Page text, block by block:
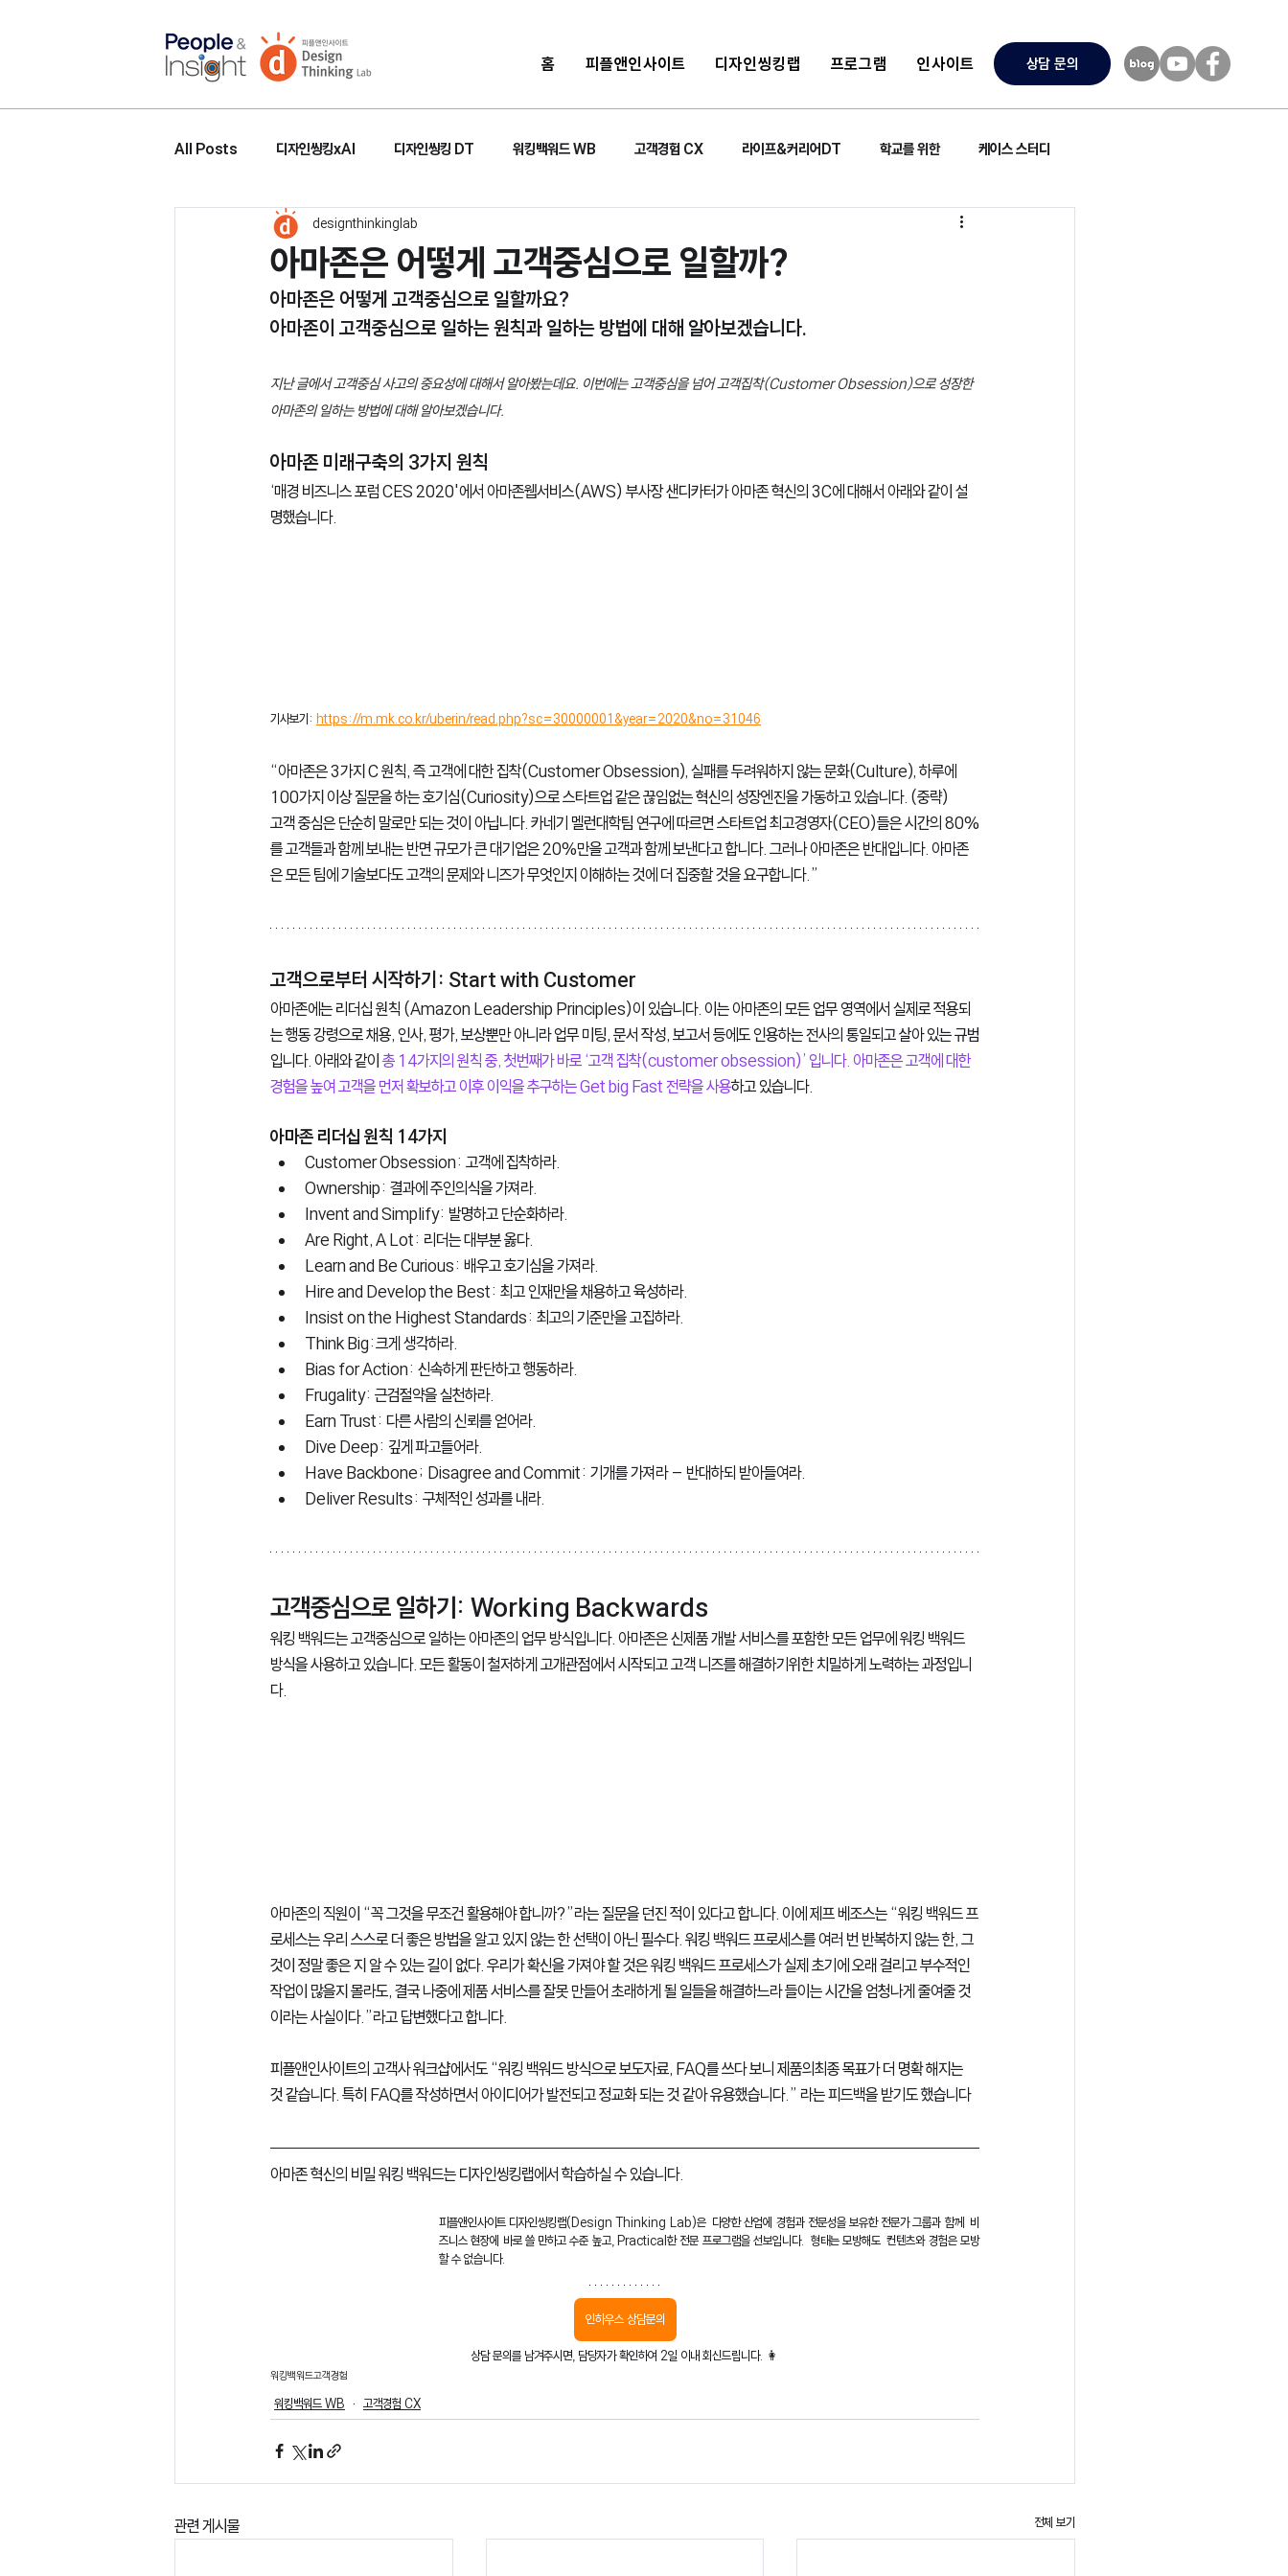
홈 피플앤인사이트 디자인씽킹랩 프로그램 인사이트 상담 문의
All Posts 디자인씽킹xAI 디자인씽킹 DT 워킹백워드 WB 고객경험 CX 라이프&커리어DT 학교를 위한 케이스 스터디
아마존은 어떻게 고객중심으로 일할까?
designthinkinglab
아마존은 어떻게 고객중심으로 일할까요?
아마존이 고객중심으로 일하는 원칙과 일하는 방법에 대해 알아보겠습니다.
지난 글에서 고객중심 사고의 중요성에 대해서 알아봤는데요. 이번에는 고객중심을 넘어 고객집착(Customer Obsession)으로 성장한
아마존의 일하는 방법에 대해 알아보겠습니다.
아마존 미래구축의 3가지 원칙
‘매경 비즈니스 포럼 CES 2020'에서 아마존웹서비스(AWS) 부사장 샌디카터가 아마존 혁신의 3C에 대해서 아래와 같이 설
명했습니다.
기사보기: https://m.mk.co.kr/uberin/read.php?sc=30000001&year=2020&no=31046
“아마존은 3가지 C 원칙, 즉 고객에 대한 집착(Customer Obsession), 실패를 두려워하지 않는 문화(Culture), 하루에
100가지 이상 질문을 하는 호기심(Curiosity)으로 스타트업 같은 끊임없는 혁신의 성장엔진을 가동하고 있습니다. (중략)
고객 중심은 단순히 말로만 되는 것이 아닙니다. 카네기 멜런대학팀 연구에 따르면 스타트업 최고경영자(CEO)들은 시간의 80%
를 고객들과 함께 보내는 반면 규모가 큰 대기업은 20%만을 고객과 함께 보낸다고 합니다. 그러나 아마존은 반대입니다. 아마존
은 모든 팀에 기술보다도 고객의 문제와 니즈가 무엇인지 이해하는 것에 더 집중할 것을 요구합니다.”
고객으로부터 시작하기: Start with Customer
아마존에는 리더십 원칙 (Amazon Leadership Principles)이 있습니다. 이는 아마존의 모든 업무 영역에서 실제로 적용되
는 행동 강령으로 채용, 인사, 평가, 보상뿐만 아니라 업무 미팅, 문서 작성, 보고서 등에도 인용하는 전사의 통일되고 살아 있는 규범
입니다. 아래와 같이 총 14가지의 원칙 중, 첫번째가 바로 ‘고객 집착(customer obsession)’ 입니다. 아마존은 고객에 대한
경험을 높여 고객을 먼저 확보하고 이후 이익을 추구하는 Get big Fast 전략을 사용하고 있습니다.
아마존 리더십 원칙 14가지
Customer Obsession: 고객에 집착하라.
Ownership: 결과에 주인의식을 가져라.
Invent and Simplify: 발명하고 단순화하라.
Are Right, A Lot: 리더는 대부분 옳다.
Learn and Be Curious: 배우고 호기심을 가져라.
Hire and Develop the Best: 최고 인재만을 채용하고 육성하라.
Insist on the Highest Standards: 최고의 기준만을 고집하라.
Think Big:크게 생각하라.
Bias for Action: 신속하게 판단하고 행동하라.
Frugality: 근검절약을 실천하라.
Earn Trust: 다른 사람의 신뢰를 얻어라.
Dive Deep: 깊게 파고들어라.
Have Backbone; Disagree and Commit: 기개를 가져라 – 반대하되 받아들여라.
Deliver Results: 구체적인 성과를 내라.
고객중심으로 일하기: Working Backwards
워킹 백워드는 고객중심으로 일하는 아마존의 업무 방식입니다. 아마존은 신제품 개발 서비스를 포함한 모든 업무에 워킹 백워드
방식을 사용하고 있습니다. 모든 활동이 철저하게 고개관점에서 시작되고 고객 니즈를 해결하기위한 치밀하게 노력하는 과정입니
다.
아마존의 직원이 “꼭 그것을 무조건 활용해야 합니까?”라는 질문을 던진 적이 있다고 합니다. 이에 제프 베조스는 “워킹 백워드 프
로세스는 우리 스스로 더 좋은 방법을 알고 있지 않는 한 선택이 아닌 필수다. 워킹 백워드 프로세스를 여러 번 반복하지 않는 한, 그
것이 정말 좋은 지 알 수 있는 길이 없다. 우리가 확신을 가져야 할 것은 워킹 백워드 프로세스가 실제 초기에 오래 걸리고 부수적인
작업이 많을지 몰라도, 결국 나중에 제품 서비스를 잘못 만들어 초래하게 될 일들을 해결하느라 들이는 시간을 엄청나게 줄여줄 것
이라는 사실이다.”라고 답변했다고 합니다.
피플앤인사이트의 고객사 워크샵에서도 “워킹 백워드 방식으로 보도자료, FAQ를 쓰다 보니 제품의최종 목표가 더 명확 해지는
것 같습니다. 특히 FAQ를 작성하면서 아이디어가 발전되고 정교화 되는 것 같아 유용했습니다.” 라는 피드백을 받기도 했습니다
아마존 혁신의 비밀 워킹 백워드는 디자인씽킹랩에서 학습하실 수 있습니다.
피플앤인사이트 디자인씽킹랩(Design Thinking Lab)은  다양한 산업에 경험과 전문성을 보유한 전문가 그룹과 함께  비
즈니스 현장에 바로 쓸 만하고 수준 높고, Practical한 전문 프로그램을 선보입니다.  형태는 모방해도  컨텐츠와 경험은 모방
할 수 없습니다.
인하우스 상담문의
상담 문의를 남겨주시면, 담당자가 확인하여 2일 이내 회신드립니다. 👩
워킹백워드고객경험
워킹백워드 WB 고객경험 CX
관련 게시물 전체 보기